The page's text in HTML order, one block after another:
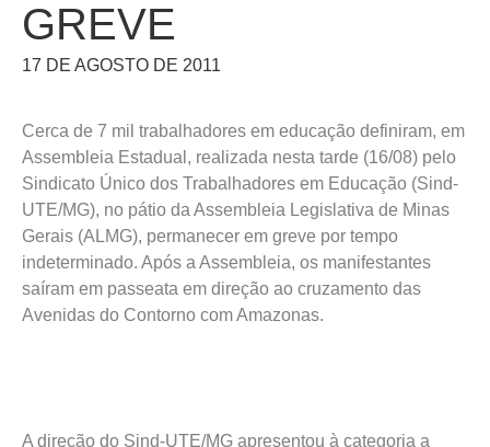
GREVE
17 DE AGOSTO DE 2011
Cerca de 7 mil trabalhadores em educação definiram, em
Assembleia Estadual, realizada nesta tarde (16/08) pelo
Sindicato Único dos Trabalhadores em Educação (Sind-
UTE/MG), no pátio da Assembleia Legislativa de Minas
Gerais (ALMG), permanecer em greve por tempo
indeterminado. Após a Assembleia, os manifestantes
saíram em passeata em direção ao cruzamento das
Avenidas do Contorno com Amazonas.
A direção do Sind-UTE/MG apresentou à categoria a